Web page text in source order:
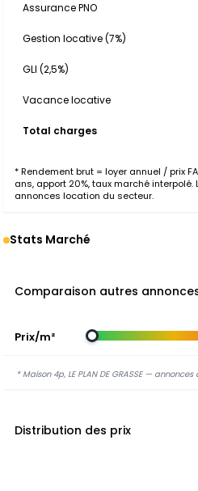
Assurance PNO
Gestion locative (7%)
GLI (2,5%)
Vacance locative
Total charges
* Rendement brut = loyer annuel / prix
ans, apport 20%, taux marché
annonces location du secteur.
Stats Marché
Comparaison autres
Prix/m²
* Maison 4p, LE PLAN DE GRASSE —
Distribution des prix